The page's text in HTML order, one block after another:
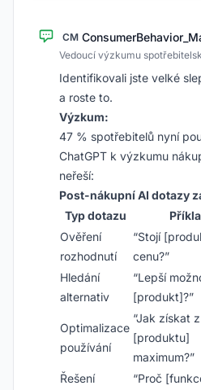
CM
Vedoucí výzkumu
Identifikovali jste velké
a roste to.
Výzkum:
47 % spotřebitelů nyní
ChatGPT k výzkumu
neřeší:
Post-nákupní AI dotazy
Typ dotazu
Ověření
rozhodnutí
“Stojí
cenu?”
Hledání
alternativ
“Lepší
[produkt]?”
Optimalizace
používání
“Jak získat z
[produktu]
maximum?”
Řešení
“Proč